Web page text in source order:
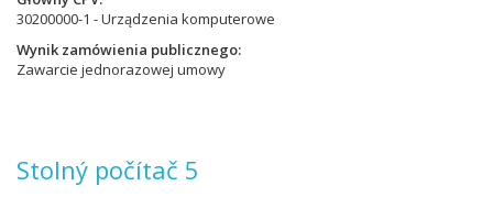
30200000-1 - Urządzenia komputerowe
Wynik zamówienia publicznego
Zawarcie jednorazowej umowy
Stolný počítač 5